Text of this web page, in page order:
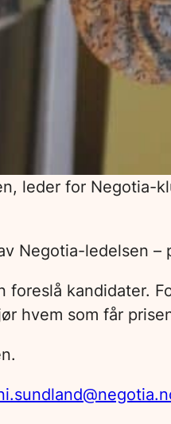
leder for Negotia-
Negotia-ledelsen
kandidater.
hvem som får